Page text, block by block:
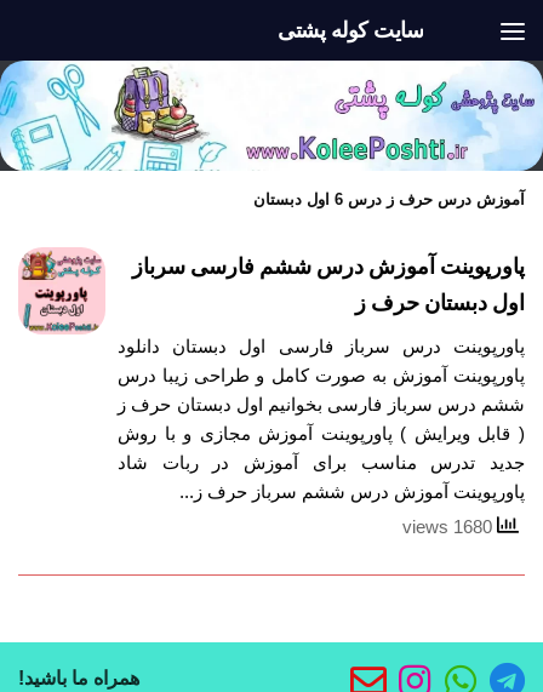
سایت کوله پشتی
آموزش درس حرف ز درس 6 اول دبستان
پاورپوینت آموزش درس ششم فارسی سرباز
اول دبستان حرف ز
پاورپوینت درس سرباز فارسی اول دبستان دانلود
پاورپوینت آموزش به صورت کامل و طراحی زیبا درس
ششم درس سرباز فارسی بخوانیم اول دبستان حرف ز
( قابل ویرایش ) پاورپوینت آموزش مجازی و با روش
جدید تدرس مناسب برای آموزش در ربات شاد
پاورپوینت آموزش درس ششم سرباز حرف ز...
همراه ما باشید!